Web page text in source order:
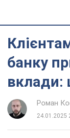
банку
вклади:
Роман
24.01.2025